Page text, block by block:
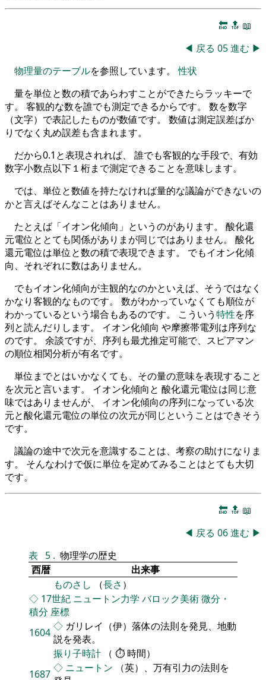
🔚 🔝 📖
◀ 戻る 05進む ▶
物理量のテーブルを参照しています。性状
量を単位と数の積であらわすことができたらラッキーで
す。 客観的な数を誰でも測定できるからです。 数を数字
（文字）で表記したものが数値です。 数値は測定誤差ばか
りでなく丸め誤差も含まれます。
だから0.1と表現されれば、 誰でも客観的な手段で、有効
数字小数点以下１桁まで測定できることを意味します。
では、単位と数値を持たなければ量的な議論ができないの
かと言えばそんなことはありません。
たとえば「イオン化傾向」というのがあります。 酸化還
元電位ととても関係がありまが同じではありません。 酸化
還元電位は単位と数の積で表現できます。 でもイオン化傾
向、それぞれに数はありません。
でもイオン化傾向が主観的なのかといえば、そうではなく
かなり客観的なものです。 数がわかっていなくても順位が
わかっているという場合もあるのです。 こういう特性を序
列と読んだりします。 イオン化傾向 や摩擦帯電列は序列な
のです。 余談ですが、序列も最尤推定可能で、スピアマン
の順位相関分析が有名です。
単位までとはいかなくても、その量の意味を表現すること
を次元と言います。 イオン化傾向と 酸化還元電位は同じ意
味ではありませんが、 イオン化傾向の序列になっている次
元と酸化還元電位の単位の次元が同じということはできそう
です。
議論の途中で次元を意識することは、考察の助けになりま
す。 そんなわけで仮に単位を定めてみることはとても大切
です。
🔚 🔝 📖
◀ 戻る 06進む ▶
表
5 . 物理学の歴史
西暦
出来事
ものさし （長さ ）
◇ 17世紀 ニュートン力学 バロック美術微分・
積分 座標
1604 ◇ ガリレイ（伊）落体の法則を発見、地動
説を発表。
振り子時計 （ ⏱ 時間）
1687 ◇ ニュートン （英）、万有引力の法則を